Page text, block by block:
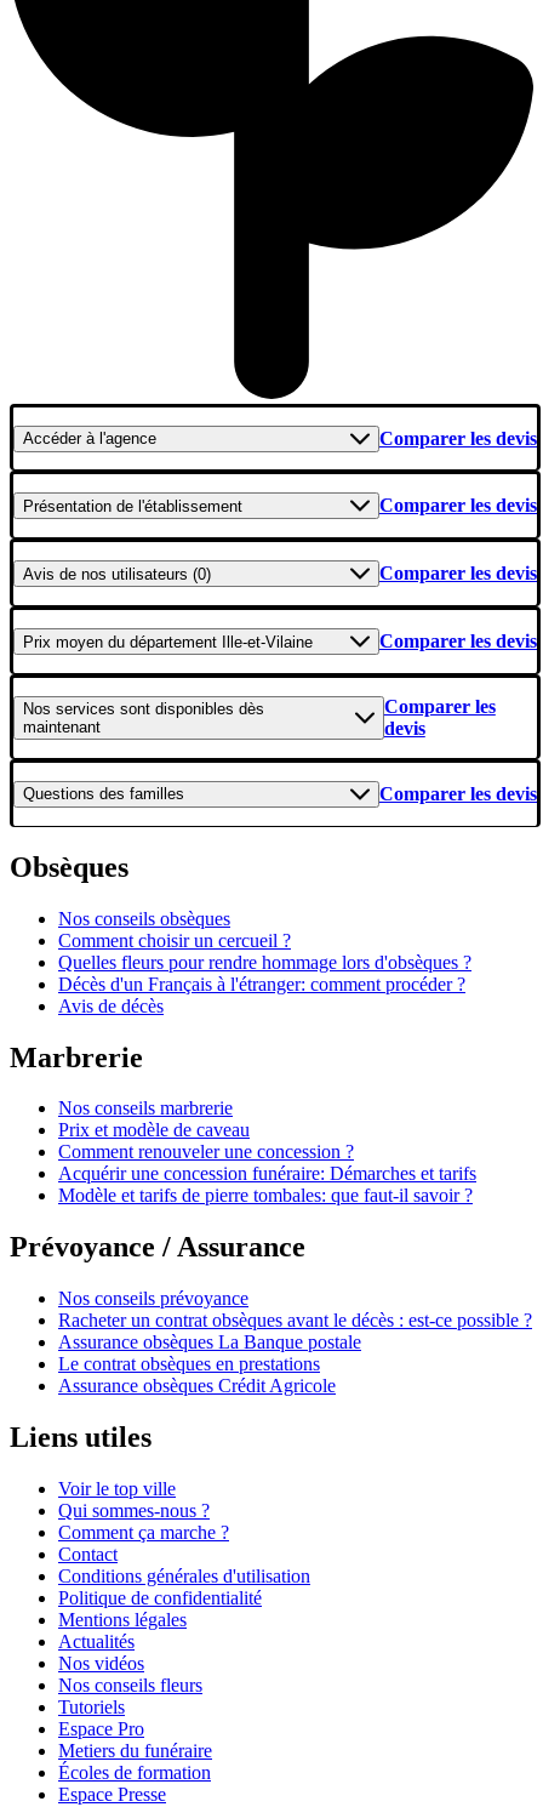
Accéderà l'agence Comparer les devis
Présentation de l'établissement Comparer les devis
Avis de nos utilisateurs (0) Comparer les devis
Prix moyen du département Ille-et-Vilaine Comparer les devis
Nos services sont disponibles dès
maintenant
Comparer les
devis
Questions des familles Comparer les devis
Obsèques
Nos conseils obsèques
Comment choisir un cercueil ?
Quelles fleurs pour rendre hommage lors d'obsèques ?
Décès d'un Français à l'étranger: comment procéder ?
Avis de décès
Marbrerie
Nos conseils marbrerie
Prix et modèle de caveau
Comment renouveler une concession ?
Acquérir une concession funéraire: Démarches et tarifs
Modèle et tarifs de pierre tombales: que faut-il savoir ?
Prévoyance / Assurance
Nos conseils prévoyance
Racheter un contrat obsèques avant le décès : est-ce possible ?
Assurance obsèques La Banque postale
Le contrat obsèques en prestations
Assurance obsèques Crédit Agricole
Liens utiles
Voir le top ville
Qui sommes-nous ?
Comment ça marche ?
Contact
Conditions générales d'utilisation
Politique de confidentialité
Mentions légales
Actualités
Nos vidéos
Nos conseils fleurs
Tutoriels
Espace Pro
Metiers du funéraire
Écoles de formation
Espace Presse